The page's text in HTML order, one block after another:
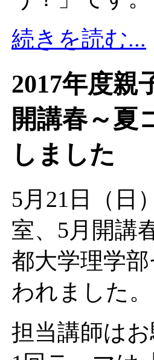
続きを読む...
2017年度親
開講春～夏
しました
5月21日（日
室、5月開講
都大学理学
われました。
担当講師は